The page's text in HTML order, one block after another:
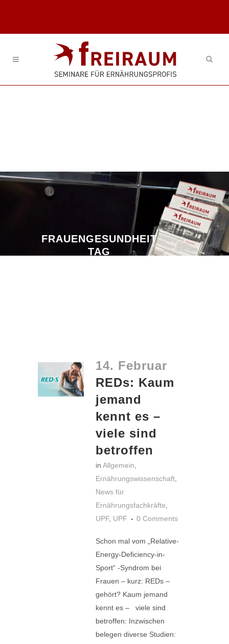
FRAUENGESUNDHEIT
TAG
14. Februar
REDs: Kaum
jemand
kennt es –
viele sind
betroffen
in Allgemein
Ernährungswissenschaft
News für
Ernährungsfachkräfte
UPF, UPF 0 Comments
Schon mal vom „Relative-
Energy-Deficiency-in-
Sport“ -Syndrom bei
Frauen – kurz: REDs –
gehört? Kaum jemand
kennt es – viele sind
betroffen: Inzwischen
belegen diverse Studien: